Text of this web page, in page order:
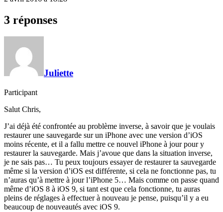
3 réponses
Juliette
Participant
Salut Chris,
J’ai déjà été confrontée au problème inverse, à savoir que je voulais
restaurer une sauvegarde sur un iPhone avec une version d’iOS
moins récente, et il a fallu mettre ce nouvel iPhone à jour pour y
restaurer la sauvegarde. Mais j’avoue que dans la situation inverse,
je ne sais pas… Tu peux toujours essayer de restaurer ta sauvegarde
même si la version d’iOS est différente, si cela ne fonctionne pas, tu
n’auras qu’à mettre à jour l’iPhone 5… Mais comme on passe quand
même d’iOS 8 à iOS 9, si tant est que cela fonctionne, tu auras
pleins de réglages à effectuer à nouveau je pense, puisqu’il y a eu
beaucoup de nouveautés avec iOS 9.